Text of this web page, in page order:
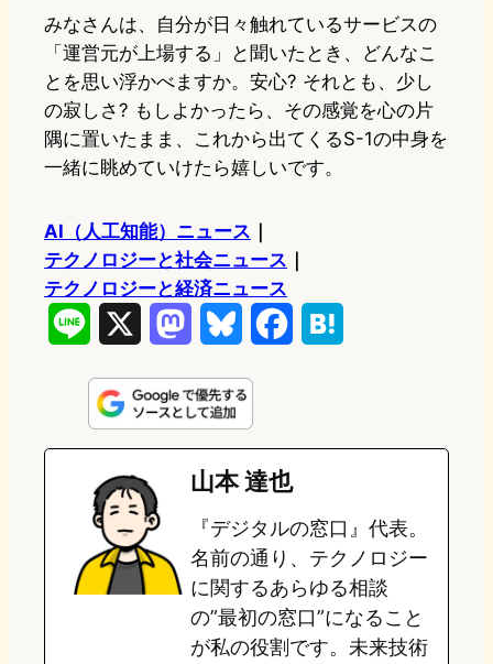
みなさんは、自分が日々触れているサービスの
「運営元が上場する」と聞いたとき、どんなこ
とを思い浮かべますか。安心? それとも、少し
の寂しさ? もしよかったら、その感覚を心の片
隅に置いたまま、これから出てくるS-1の中身を
一緒に眺めていけたら嬉しいです。
AI（人工知能）ニュース
テクノロジーと社会ニュース
テクノロジーと経済ニュース
n
e
s
t
o
o
n
u
e
s
k
e
b
o
o
k
e
a
山本 達也
『デジタルの窓口』代表。
名前の通り、テクノロジー
に関するあらゆる相談
の”最初の窓口”になること
が私の役割です。未来技術